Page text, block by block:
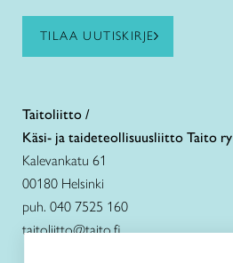
TILAA UUTISKIRJE
Taitoliitto /
Käsi- ja taideteollisuusliitto Taito ry
Kalevankatu 61
00180 Helsinki
puh. 040 7525 160
taitoliitto@taito.fi